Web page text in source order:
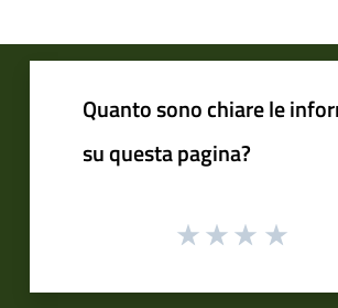
Quanto sono chiare le
su questa pagina?